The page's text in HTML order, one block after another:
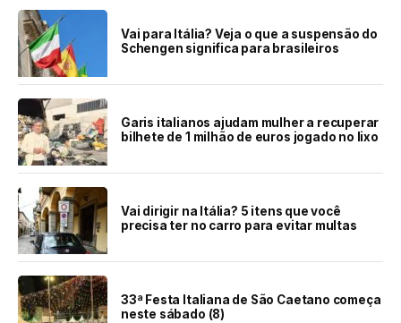
Vai para Itália? Veja o que a suspensão do
Schengen significa para brasileiros
Garis italianos ajudam mulher a recuperar
bilhete de 1 milhão de euros jogado no lixo
Vai dirigir na Itália? 5 itens que você
precisa ter no carro para evitar multas
33ª Festa Italiana de São Caetano começa
neste sábado (8)